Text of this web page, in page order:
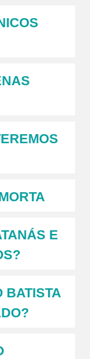
E
BATISTA